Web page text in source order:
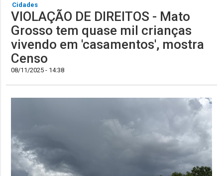
Cidades
VIOLAÇÃO DE DIREITOS - Mato
Grosso tem quase mil crianças
vivendo em 'casamentos', mostra
Censo
08/11/2025 - 14:38